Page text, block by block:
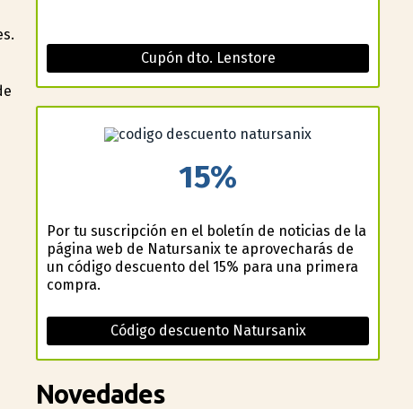
Cupón dto. Lenstore
15%
Por tu suscripción en el boletín de noticias de la
página web de Natursanix te aprovecharás de
un código descuento del 15% para una primera
compra.
Código descuento Natursanix
Novedades